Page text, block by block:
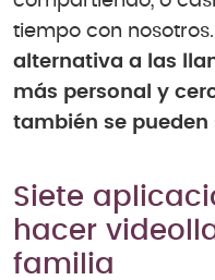
tiempo con nosotros.
alternativa a las
más personal y
también se pueden
Siete
hacer
familia